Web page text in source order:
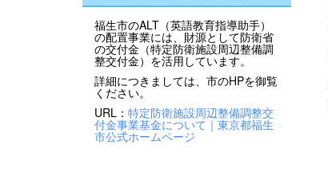
福生市のALT（英語教育指導助手）
の配置事業には、財源として防衛省
の交付金（特定防衛施設周辺整備調
整交付金）を活用しています。
詳細につきましては、市のHPを御覧
ください。
URL： 特定防衛施設周辺整備調整交
付金事業基金について｜東京都福生
市公式ホームページ